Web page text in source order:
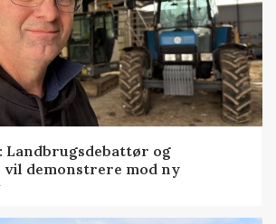
Landbrugsdebattør og
demonstrere mod ny